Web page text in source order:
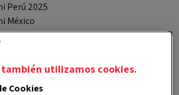
Perú 2025
México
Colombia
2025
Argentina
también utilizamos cookies.
Cookies